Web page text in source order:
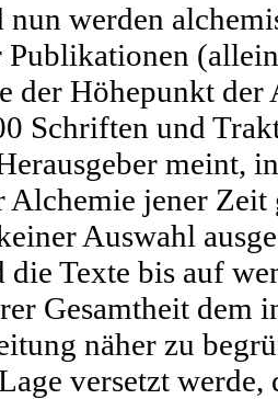
nun werden
Publikationen
der Höhepunkt der
Schriften und
meint,
Alchemie jener
Auswahl
die Texte bis auf
Gesamtheit dem
näher zu
versetzt